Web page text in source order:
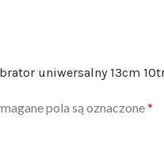
uniwersalny 13cm
pola są oznaczone*